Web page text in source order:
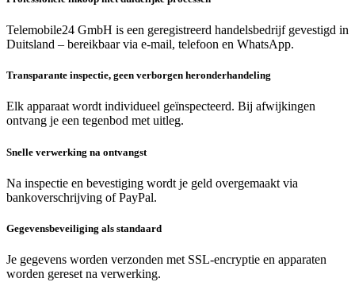
Telemobile24 GmbH is een geregistreerd handelsbedrijf gevestigd in
Duitsland – bereikbaar via e-mail, telefoon en WhatsApp.
Transparante inspectie, geen verborgen heronderhandeling
Elk apparaat wordt individueel geïnspecteerd. Bij afwijkingen
ontvang je een tegenbod met uitleg.
Snelle verwerking na ontvangst
Na inspectie en bevestiging wordt je geld overgemaakt via
bankoverschrijving of PayPal.
Gegevensbeveiliging als standaard
Je gegevens worden verzonden met SSL-encryptie en apparaten
worden gereset na verwerking.